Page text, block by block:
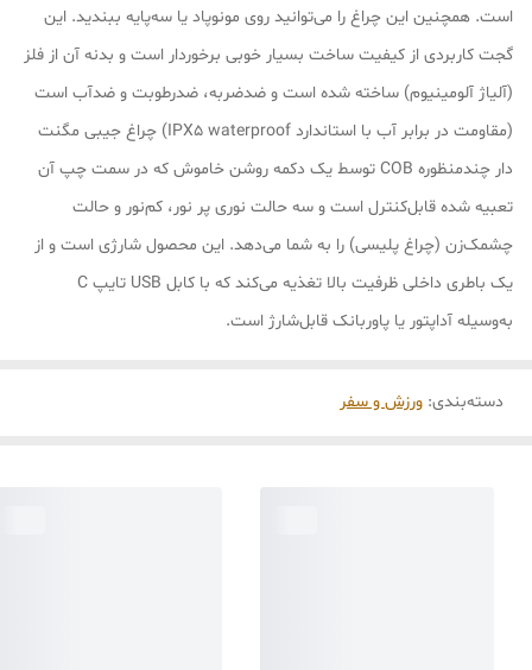
است. همچنین این چراغ را می‌توانید روی مونوپاد یا سه‌پایه ببندید. این
گجت کاربردی از کیفیت ساخت بسیار خوبی برخوردار است و بدنه آن از فلز
(آلیاژ آلومینیوم) ساخته شده است و ضدضربه، ضدرطوبت و ضدآب است
(مقاومت در برابر آب با استاندارد IPX5 waterproof) چراغ جیبی مگنت
دار چندمنظوره COB توسط یک دکمه روشن خاموش که در سمت چپ آن
تعبیه شده قابل‌کنترل است و سه حالت نوری پر نور، کم‌نور و حالت
چشمک‌زن (چراغ پلیسی) را به شما می‌دهد. این محصول شارژی است و از
یک باطری داخلی ظرفیت بالا تغذیه می‌کند که با کابل USB تایپ C
به‌وسیله آداپتور یا پاوربانک قابل‌شارژ است.
دسته‌بندی: ورزش و سفر